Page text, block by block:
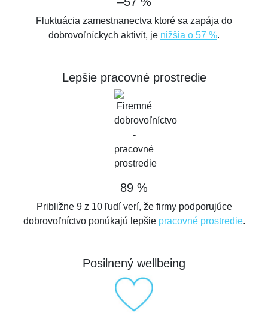
Fluktuácia zamestnanectva ktoré sa zapája do
dobrovoľníckych aktivít, je nižšia o 57 %.
Lepšie pracovné prostredie
89 %
Približne 9 z 10 ľudí verí, že firmy podporujúce
dobrovoľníctvo ponúkajú lepšie pracovné prostredie.
Posilnený wellbeing